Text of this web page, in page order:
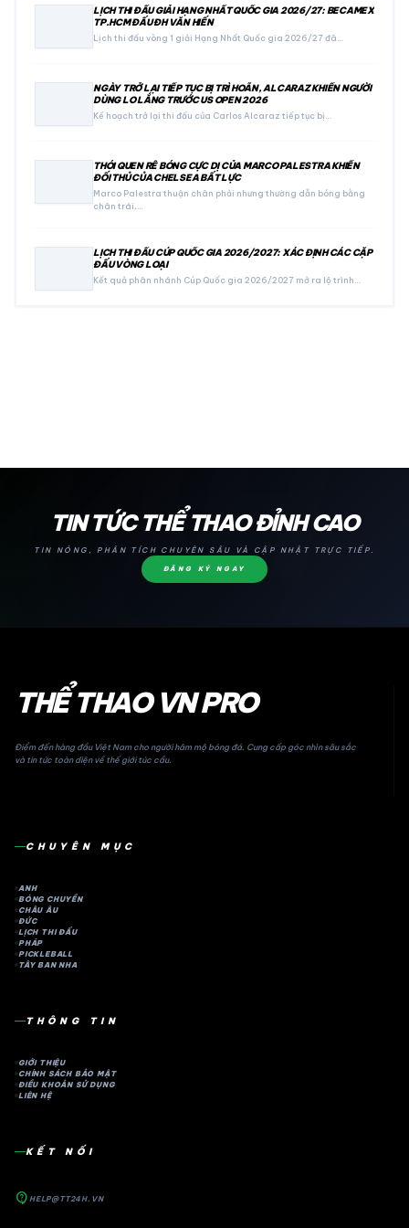
LỊCH THI ĐẤU GIẢI HẠNG NHẤT QUỐC GIA 2026/27: BECAMEX
TP.HCM ĐẤU ĐH VĂN HIẾN
Lịch thi đấu vòng 1 giải Hạng Nhất Quốc gia 2026/27 đã…
NGÀY TRỞ LẠI TIẾP TỤC BỊ TRÌ HOÃN, ALCARAZ KHIẾN NGƯỜI
DÙNG LO LẮNG TRƯỚC US OPEN 2026
Kế hoạch trở lại thi đấu của Carlos Alcaraz tiếp tục bị…
THÓI QUEN RÊ BÓNG CỰC DỊ CỦA MARCO PALESTRA KHIẾN
ĐỐI THỦ CỦA CHELSEA BẤT LỰC
Marco Palestra thuận chân phải nhưng thường dẫn bóng bằng
chân trái,…
LỊCH THI ĐẤU CÚP QUỐC GIA 2026/2027: XÁC ĐỊNH CÁC CẶP
ĐẤU VÒNG LOẠI
Kết quả phân nhánh Cúp Quốc gia 2026/2027 mở ra lộ trình…
TIN TỨC THỂ THAO ĐỈNH CAO
TIN NÓNG, PHÂN TÍCH CHUYÊN SÂU VÀ CẬP NHẬT TRỰC TIẾP.
ĐĂNG KÝ NGAY
THỂ THAO VN PRO
Điểm đến hàng đầu Việt Nam cho người hâm mộ bóng đá. Cung cấp góc nhìn sâu sắc
và tin tức toàn diện về thế giới túc cầu.
CHUYÊN MỤC
ANH
BÓNG CHUYỀN
CHÂU ÂU
ĐỨC
LỊCH THI ĐẤU
PHÁP
PICKLEBALL
TÂY BAN NHA
THÔNG TIN
GIỚI THIỆU
CHÍNH SÁCH BẢO MẬT
ĐIỀU KHOẢN SỬ DỤNG
LIÊN HỆ
KẾT NỐI
contact_support HELP@TT24H.VN